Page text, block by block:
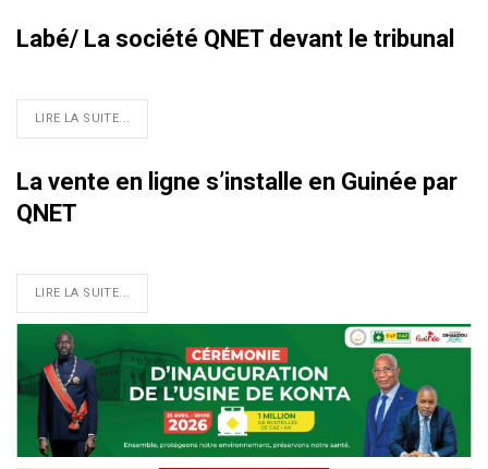
Labé/ La société QNET devant le tribunal
LIRE LA SUITE...
La vente en ligne s’installe en Guinée par
QNET
LIRE LA SUITE...